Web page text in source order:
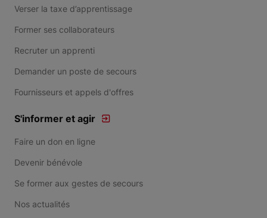
Verser la taxe d’apprentissage
Former ses collaborateurs
Recruter un apprenti
Demander un poste de secours
Fournisseurs et appels d'offres
S'informer et agir
Faire un don en ligne
Devenir bénévole
Se former aux gestes de secours
Nos actualités